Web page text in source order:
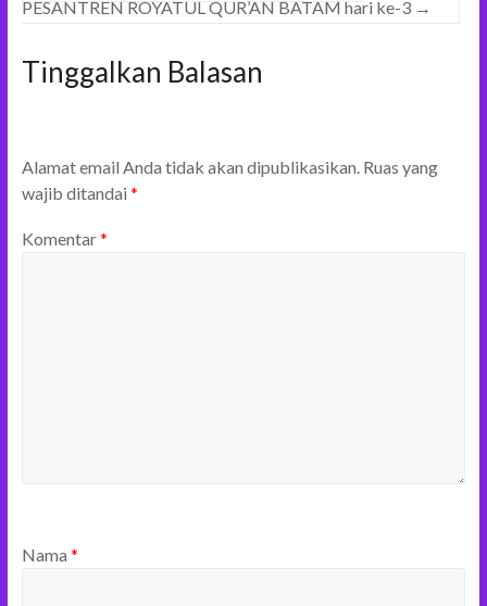
PESANTREN ROYATUL QUR’AN BATAM hari ke-3 →
Tinggalkan Balasan
Alamat email Anda tidak akan dipublikasikan. Ruas yang
wajib ditandai *
Komentar*
Nama *